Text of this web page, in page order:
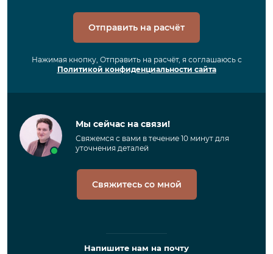
Отправить на расчёт
Нажимая кнопку, Отправить на расчёт, я соглашаюсь с
Политикой конфиденциальности сайта
Мы сейчас на связи!
Свяжемся с вами в течение 10 минут для
уточнения деталей
Свяжитесь со мной
Напишите нам на почту